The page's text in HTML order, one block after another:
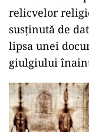
relicvelor
susținută de
lipsa unei
giulgiului